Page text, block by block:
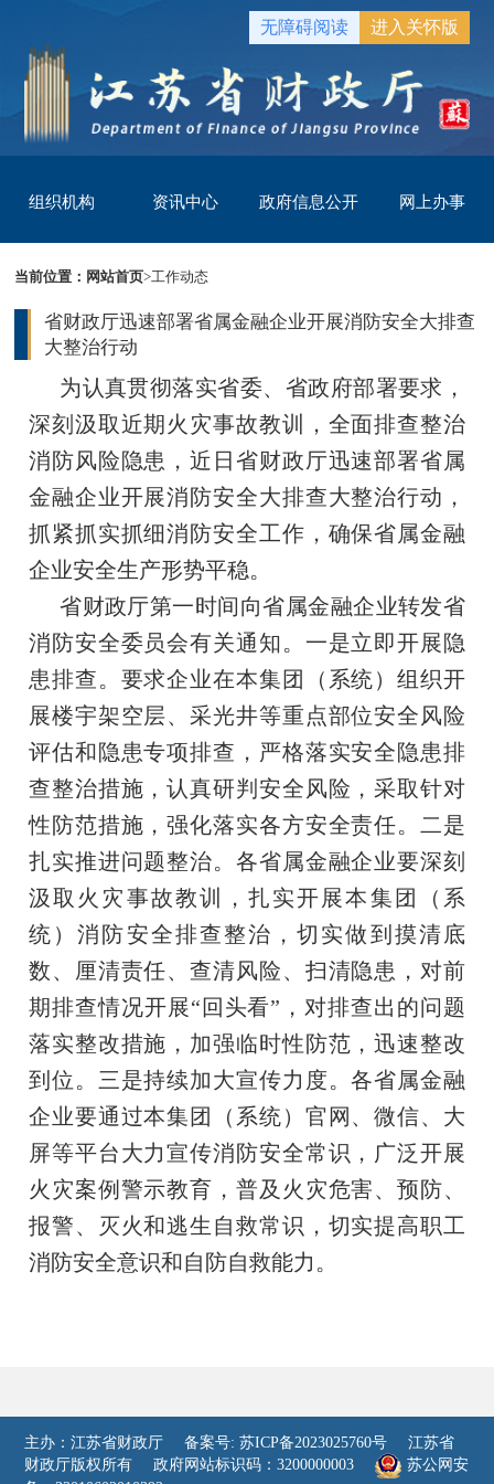
无障碍阅读 进入关怀版
组织机构 资讯中心 政府信息公开 网上办事
当前位置： 网站首页>工作动态
省财政厅迅速部署省属金融企业开展消防安全大排查
大整治行动
为认真贯彻落实省委、省政府部署要求，
深刻汲取近期火灾事故教训，全面排查整治
消防风险隐患，近日省财政厅迅速部署省属
金融企业开展消防安全大排查大整治行动，
抓紧抓实抓细消防安全工作，确保省属金融
企业安全生产形势平稳。
省财政厅第一时间向省属金融企业转发省
消防安全委员会有关通知。一是立即开展隐
患排查。要求企业在本集团（系统）组织开
展楼宇架空层、采光井等重点部位安全风险
评估和隐患专项排查，严格落实安全隐患排
查整治措施，认真研判安全风险，采取针对
性防范措施，强化落实各方安全责任。二是
扎实推进问题整治。各省属金融企业要深刻
汲取火灾事故教训，扎实开展本集团（系
统）消防安全排查整治，切实做到摸清底
数、厘清责任、查清风险、扫清隐患，对前
期排查情况开展“回头看”，对排查出的问题
落实整改措施，加强临时性防范，迅速整改
到位。三是持续加大宣传力度。各省属金融
企业要通过本集团（系统）官网、微信、大
屏等平台大力宣传消防安全常识，广泛开展
火灾案例警示教育，普及火灾危害、预防、
报警、灭火和逃生自救常识，切实提高职工
消防安全意识和自防自救能力。
主办：江苏省财政厅 备案号: 苏ICP备2023025760号
江苏省
财政厅版权所有
政府网站标识码：3200000003
苏公网安